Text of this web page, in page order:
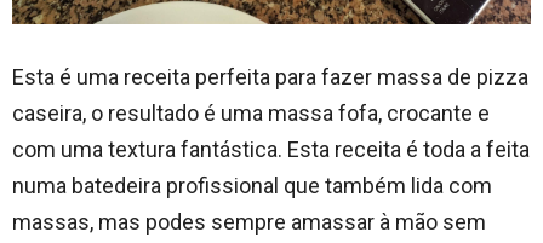
Esta é uma receita perfeita para fazer massa de pizza
caseira, o resultado é uma massa fofa, crocante e
com uma textura fantástica. Esta receita é toda a feita
numa batedeira profissional que também lida com
massas, mas podes sempre amassar à mão sem